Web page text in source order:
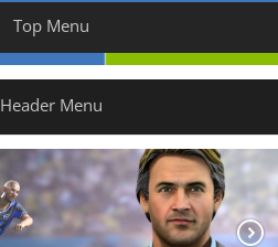
Top Menu
Header Menu